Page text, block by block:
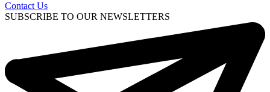
Contact Us
SUBSCRIBE TO OUR NEWSLETTERS